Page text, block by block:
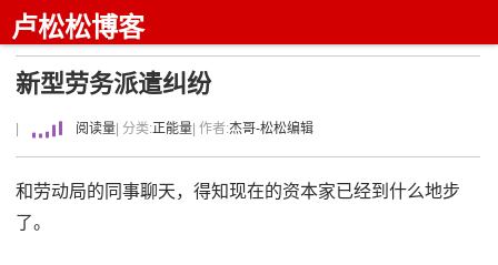
卢松松博客
新型劳务派遣纠纷
阅读量 | 分类:正能量 | 作者:杰哥-松松编辑
和劳动局的同事聊天，得知现在的资本家已经到什么地步
了。